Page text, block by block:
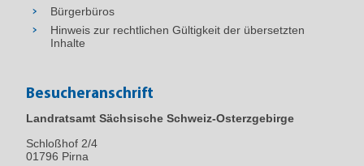
Bürgerbüros
Hinweis zur rechtlichen Gültigkeit der übersetzten
Inhalte
Besucheranschrift
Landratsamt Sächsische Schweiz-Osterzgebirge
Schloßhof 2/4
01796 Pirna